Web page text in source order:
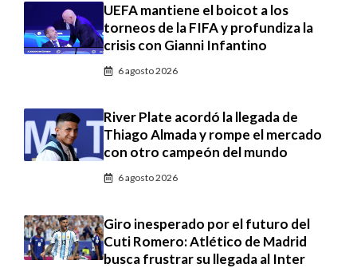
UEFA mantiene el boicot a los
torneos de la FIFA y profundiza la
crisis con Gianni Infantino
6 agosto 2026
River Plate acordó la llegada de
Thiago Almada y rompe el mercado
con otro campeón del mundo
6 agosto 2026
Giro inesperado por el futuro del
Cuti Romero: Atlético de Madrid
busca frustrar su llegada al Inter